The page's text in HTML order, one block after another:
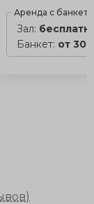
Аренда с
Зал:
Банкет: от
)